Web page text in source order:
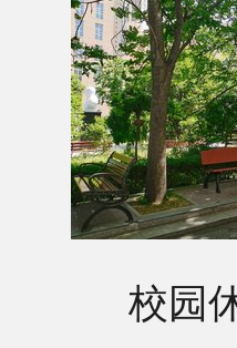
校园